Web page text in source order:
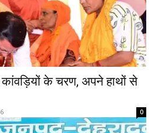
कांवड़ियों के चरण, अपने हाथों से
0